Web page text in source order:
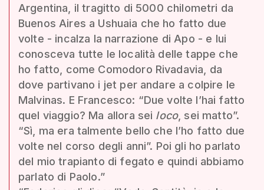
Argentina, il tragitto di 5000 chilometri da
Buenos Aires a Ushuaia che ho fatto due
volte - incalza la narrazione di Apo - e lui
conosceva tutte le località delle tappe che
ho fatto, come Comodoro Rivadavia, da
dove partivano i jet per andare a colpire le
Malvinas. E Francesco: “Due volte l’hai fatto
quel viaggio? Ma allora sei loco, sei matto”.
“Sì, ma era talmente bello che l’ho fatto due
volte nel corso degli anni”. Poi gli ho parlato
del mio trapianto di fegato e quindi abbiamo
parlato di Paolo.”